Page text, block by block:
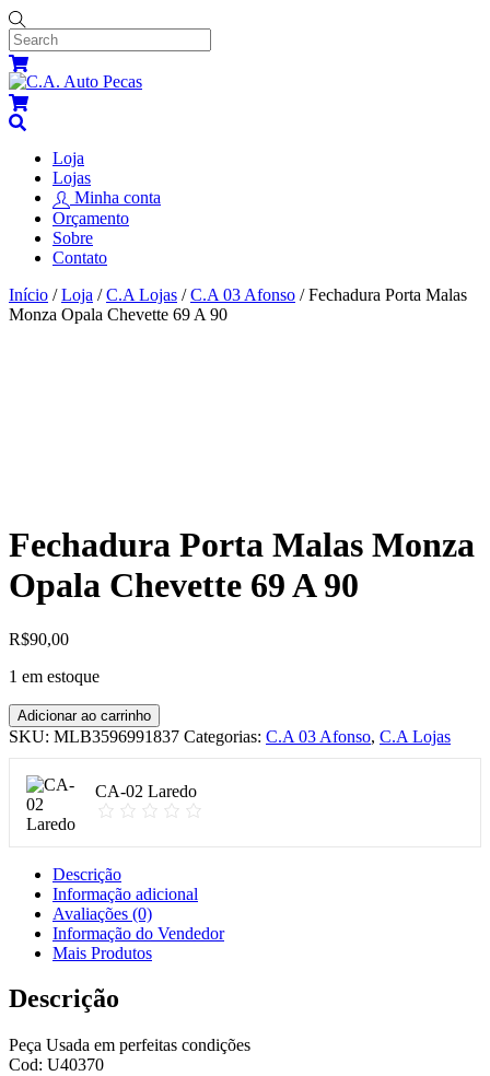
Skip
to
content
MenuCart
Cart
Loja
Lojas
Minha conta
Orçamento
Sobre
Contato
Close
Menu
Close
Cart
Início /Loja /C.A Lojas /C.A 03 Afonso / Fechadura Porta Malas
Monza Opala Chevette 69 A 90
Fechadura Porta Malas Monza
Opala Chevette 69 A 90
R$90,00
1 em estoque
Fechadura
Porta
Monza
Opala
Chevette
A
quantidade
Adicionar ao carrinho
SKU: MLB3596991837 Categorias: C.A 03 Afonso, C.A Lojas
CA-02 Laredo
Descrição
Informação adicional
Avaliações (0)
Informação do Vendedor
Mais Produtos
Descrição
Peça Usada em perfeitas condições
Cod: U40370